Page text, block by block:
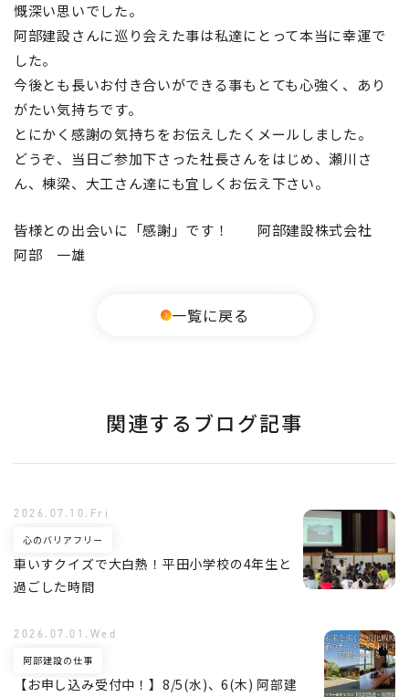
慨深い思いでした。
阿部建設さんに巡り会えた事は私達にとって本当に幸運で
した。
今後とも長いお付き合いができる事もとても心強く、あり
がたい気持ちです。
とにかく感謝の気持ちをお伝えしたくメールしました。
どうぞ、当日ご参加下さった社長さんをはじめ、瀬川さ
ん、棟梁、大工さん達にも宜しくお伝え下さい。
皆様との出会いに「感謝」です！ 阿部建設株式会社
阿部 一雄
一覧に戻る
関連するブログ記事
車いすクイズで大白熱！平田小学校の4年生と
過ごした時間
心のバリアフリー
2026.07.10.Fri
【お申し込み受付中！】8/5(水)、6(木) 阿部建
阿部建設の仕事
2026.07.01.Wed